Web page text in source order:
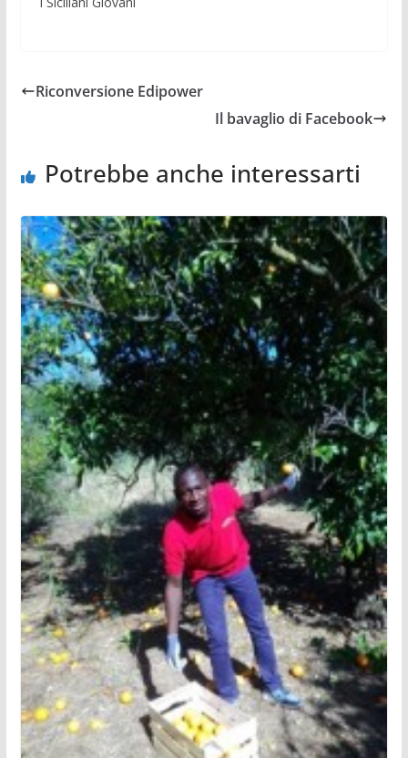
Riconversione Edipower
Il bavaglio di Facebook
Potrebbe anche interessarti